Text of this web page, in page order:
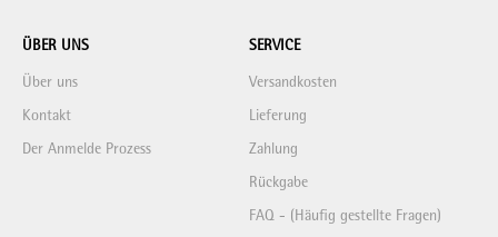
ÜBER UNS
Über uns
Kontakt
Der Anmelde Prozess
SERVICE
Versandkosten
Lieferung
Zahlung
Rückgabe
FAQ - (Häufig gestellte Fragen)